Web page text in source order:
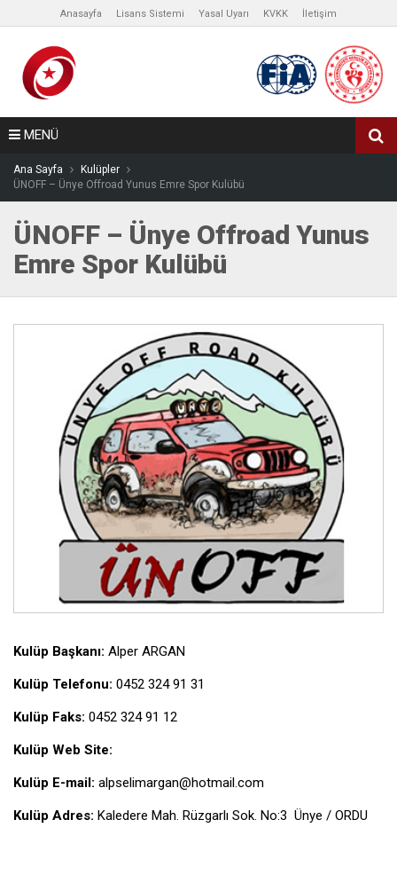
Anasayfa Lisans Sistemi Yasal Uyarı KVKK İletişim
MENÜ
Ana Sayfa
Kulüpler
ÜNOFF – Ünye Offroad Yunus Emre Spor Kulübü
ÜNOFF – Ünye Offroad Yunus
Emre Spor Kulübü
Kulüp Başkanı: Alper ARGAN
Kulüp Telefonu: 0452 324 91 31
Kulüp Faks: 0452 324 91 12
Kulüp Web Site:
Kulüp E-mail: alpselimargan@hotmail.com
Kulüp Adres: Kaledere Mah. Rüzgarlı Sok. No:3 Ünye / ORDU